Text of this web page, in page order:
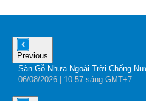
Previous
Sàn Gỗ Nhựa Ngoài Trời Chống
06/08/2026 | 10:57 sáng GMT+7